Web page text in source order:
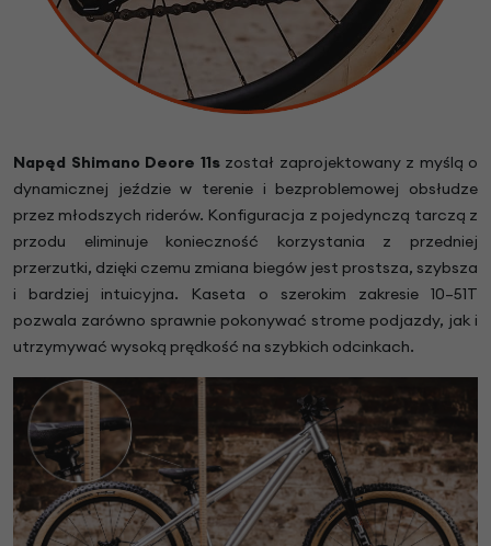
Napęd Shimano Deore 11szostał zaprojektowany z myślą o
dynamicznej jeździe w terenie i bezproblemowej obsłudze
przez młodszych riderów. Konfiguracja z pojedynczą tarczą z
przodu eliminuje konieczność korzystania z przedniej
przerzutki, dzięki czemu zmiana biegów jest prostsza, szybsza
i bardziej intuicyjna. Kaseta o szerokim zakresie 10–51T
pozwala zarówno sprawnie pokonywać strome podjazdy, jak i
utrzymywać wysoką prędkość na szybkich odcinkach.